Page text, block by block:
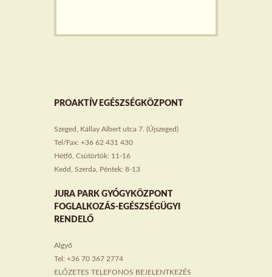
PROAKTÍV EGÉSZSÉGKÖZPONT
Szeged, Kállay Albert utca 7. (Újszeged)
Tel/Fax: +36 62 431 430
Hétfő, Csütörtök: 11-16
Kedd, Szerda, Péntek: 8-13
JURA PARK GYÓGYKÖZPONT
FOGLALKOZÁS-EGÉSZSÉGÜGYI
RENDELŐ
Algyő
Tel: +36 70 367 2774
ELŐZETES TELEFONOS BEJELENTKEZÉS